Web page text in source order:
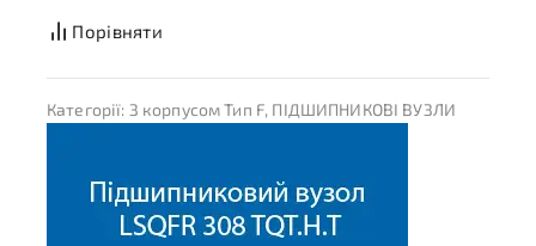
Порівняти
Категорії: З корпусом Тип F, ПІДШИПНИКОВІ ВУЗЛИ